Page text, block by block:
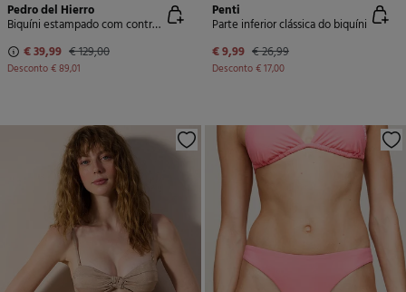
Pedro del Hierro
Biquíni estampado com contrastes
€ 39,99 € 129,00
Desconto€ 89,01
Penti
Parte inferior clássica do biquíni
€ 9,99 € 26,99
Desconto€ 17,00